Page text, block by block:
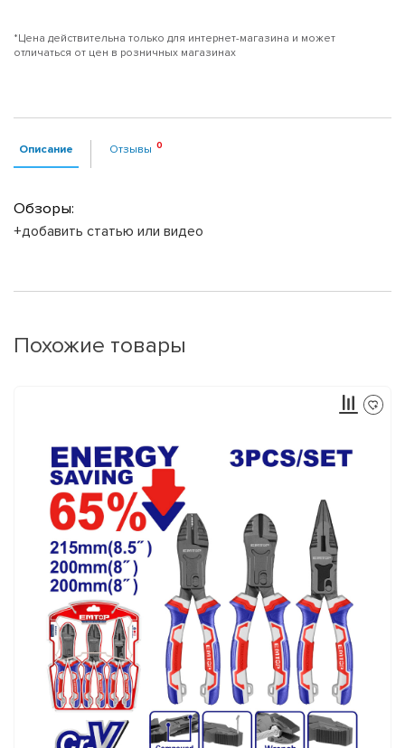
*Цена действительна только для интернет-магазина и может
отличаться от цен в розничных магазинах
Описание Отзывы
Обзоры:
+добавить статью или видео
Похожие товары